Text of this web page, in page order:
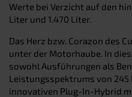
Werte bei Verzicht auf den
Liter und 1.470 Liter.
Das Herz bzw. Corazon des
unter der Motorhaube. In
sowohl Ausführungen als
Leistungsspektrums von 245
innovativen Plug-In-Hybrid